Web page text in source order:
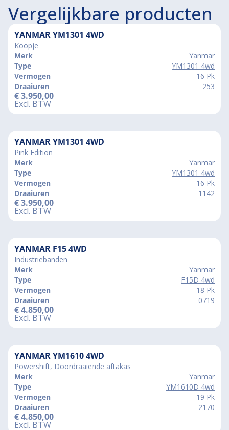
Vergelijkbare producten
YANMAR YM1301 4WD
Koopje
Merk
Yanmar
Type
YM1301 4wd
Vermogen
16 Pk
Draaiuren
253
€3.950,00
Excl. BTW
YANMAR YM1301 4WD
Pink Edition
Merk
Yanmar
Type
YM1301 4wd
Vermogen
16 Pk
Draaiuren
1142
€3.950,00
Excl. BTW
YANMAR F15 4WD
Industriebanden
Merk
Yanmar
Type
F15D 4wd
Vermogen
18 Pk
Draaiuren
0719
€4.850,00
Excl. BTW
YANMAR YM1610 4WD
Powershift, Doordraaiende aftakas
Merk
Yanmar
Type
YM1610D 4wd
Vermogen
19 Pk
Draaiuren
2170
€4.850,00
Excl. BTW